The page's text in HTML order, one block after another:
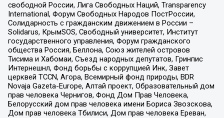
свободной России, Лига Свободных Наций, Transparеncy
International, Форум Свободных Народов ПостРоссии,
Солидарность с гражданским движением в России –
Solidarus, КрымSOS, Свободный университет, Институт
государственного управления, Форум гражданского
общества Россия, Беллона, Союз жителей островов
Тисима и Хабомаи, Съезд народных депутатов, Гринпис
Интернешнл, Фонд борьбы с коррупцией Инк, Завет
церквей TCCN, Агора, Всемирный фонд природы, BDR
Novaja Gazeta-Europe, Алтай проект, Образовательный дом
прав человека Чернигов, Фонд Дом Прав Человека,
Белорусский дом прав человека имени Бориса Звозскова,
Дом прав человека Тбилиси, Дом прав человека Ереван,